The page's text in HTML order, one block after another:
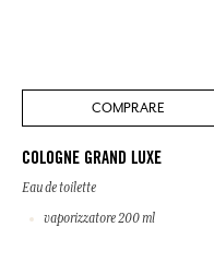
COMPRARE
COLOGNE GRAND LUXE
Eau de toilette
vaporizzatore 200 ml